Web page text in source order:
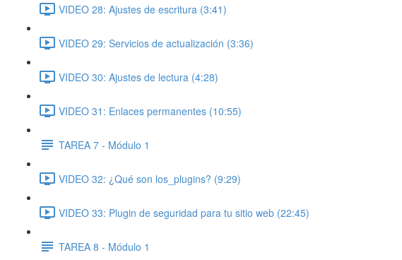
VIDEO 28: Ajustes de escritura (3:41)
VIDEO 29: Servicios de actualización (3:36)
VIDEO 30: Ajustes de lectura (4:28)
VIDEO 31: Enlaces permanentes (10:55)
TAREA 7 - Módulo 1
VIDEO 32: ¿Qué son los_plugins? (9:29)
VIDEO 33: Plugin de seguridad para tu sitio web (22:45)
TAREA 8 - Módulo 1